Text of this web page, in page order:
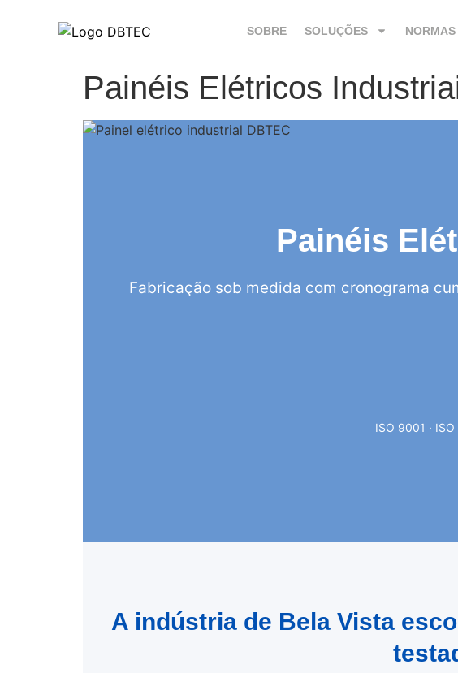
SOBRE SOLUÇÕES NORMAS
Painéis Elétricos
Painéis
Fabricação sob medida com cronograma
ISO 9001 ·
A indústria de Bela Vista